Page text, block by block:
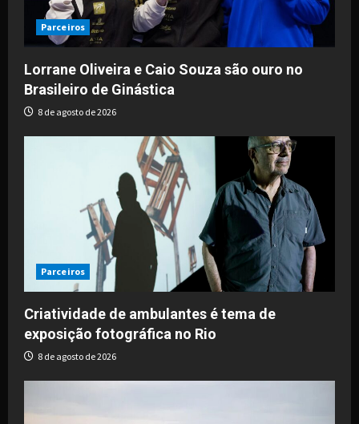
o
n
Parceiros
Lorrane Oliveira e Caio Souza são ouro no
Brasileiro de Ginástica
8 de agosto de 2026
Parceiros
Criatividade de ambulantes é tema de
exposição fotográfica no Rio
8 de agosto de 2026